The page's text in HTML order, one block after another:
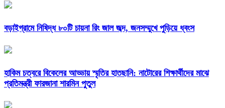
বড়াইগ্রামে নিষিদ্ধ ৮০টি চায়না রিং জাল জব্দ, জনসম্মুখে পুড়িয়ে ধ্বংস
হাকিম চত্বরে বিকেলের আড্ডায় স্মৃতির হাতছানি: নাটোরের শিক্ষার্থীদের মাঝে
প্রতিমন্ত্রী ফারজানা শারমিন পুতুল